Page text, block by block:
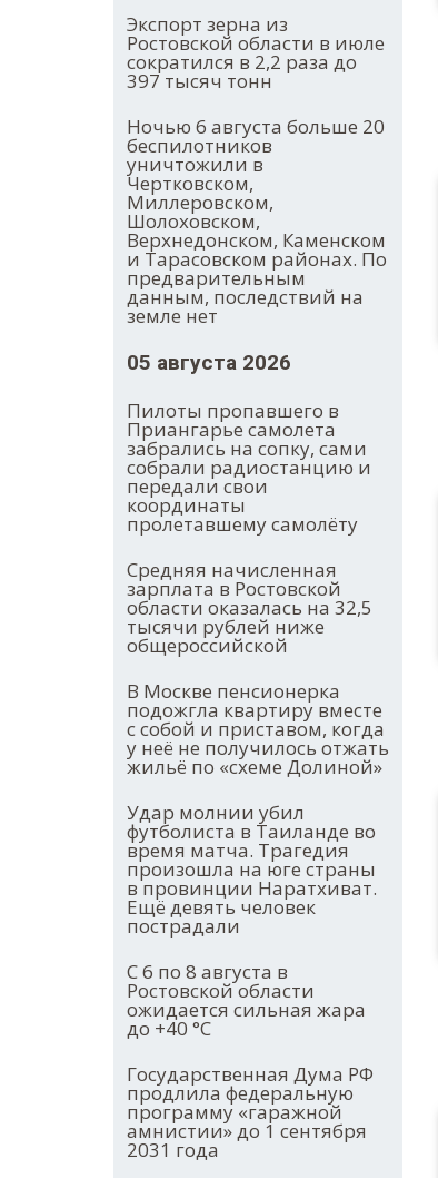
Экспорт зерна из
Ростовской области в июле
сократился в 2,2 раза до
397 тысяч тонн
Ночью 6 августа больше 20
беспилотников
уничтожили в
Чертковском,
Миллеровском,
Шолоховском,
Верхнедонском, Каменском
и Тарасовском районах. По
предварительным
данным, последствий на
земле нет
05 августа 2026
Пилоты пропавшего в
Приангарье самолета
забрались на сопку, сами
собрали радиостанцию и
передали свои
координаты
пролетавшему самолёту
Средняя начисленная
зарплата в Ростовской
области оказалась на 32,5
тысячи рублей ниже
общероссийской
В Москве пенсионерка
подожгла квартиру вместе
с собой и приставом, когда
у неё не получилось отжать
жильё по «схеме Долиной»
Удар молнии убил
футболиста в Таиланде во
время матча. Трагедия
произошла на юге страны
в провинции Наратхиват.
Ещё девять человек
пострадали
С 6 по 8 августа в
Ростовской области
ожидается сильная жара
до +40 °С
Государственная Дума РФ
продлила федеральную
программу «гаражной
амнистии» до 1 сентября
2031 года